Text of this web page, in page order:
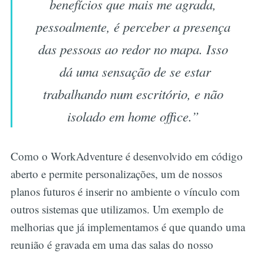
benefícios que mais me agrada,
pessoalmente, é perceber a presença
das pessoas ao redor no mapa. Isso
dá uma sensação de se estar
trabalhando num escritório, e não
isolado em home office.”
Como o WorkAdventure é desenvolvido em código
aberto e permite personalizações, um de nossos
planos futuros é inserir no ambiente o vínculo com
outros sistemas que utilizamos. Um exemplo de
melhorias que já implementamos é que quando uma
reunião é gravada em uma das salas do nosso